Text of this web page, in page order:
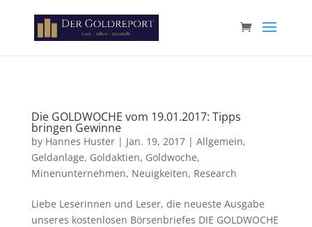
Die GOLDWOCHE vom 19.01.2017: Tipps
bringen Gewinne
by Hannes Huster| Jan. 19, 2017| Allgemein,
Geldanlage, Goldaktien, Goldwoche,
Minenunternehmen, Neuigkeiten, Research
Liebe Leserinnen und Leser, die neueste Ausgabe
unseres kostenlosen Börsenbriefes DIE GOLDWOCHE